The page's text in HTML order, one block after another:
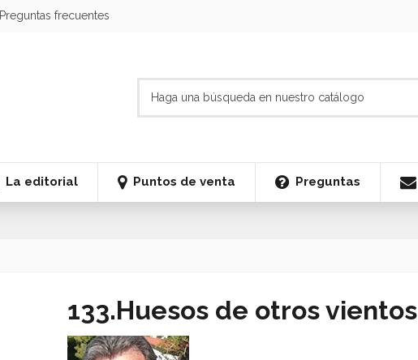
Preguntas frecuentes
La editorial Puntos de venta Preguntas
133.Huesos de otros vientos